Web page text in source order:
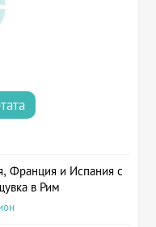
Франция и Испания с
в Рим